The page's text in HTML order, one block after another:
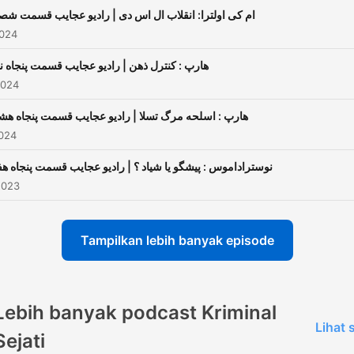
ام کی اولترا: انقلاب ال اس دی | رادیو عجایب قسمت
هارپ : کنترل ذهن | رادیو عجایب قسمت پنجاه
هارپ : اسلحه مرگ تسلا | رادیو عجایب قسمت پنجاه
نوستراداموس : پیشگو یا شیاد ؟ | رادیو عجایب قسمت پنجاه
Tampilkan lebih banyak episode
banyak podcast Kriminal
Lihat